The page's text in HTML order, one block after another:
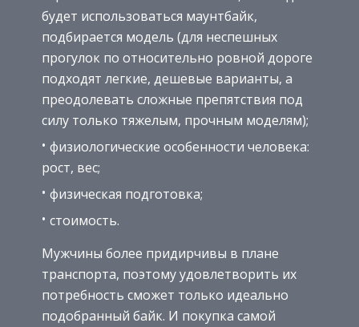
будет использоваться маунтбайк,
подбирается модель (для неспешных
прогулок по относительно ровной дороге
подходят легкие, дешевые варианты, а
преодолевать сложные препятствия под
силу только тяжелым, прочным моделям);
физиологические особенности человека:
рост, вес;
физическая подготовка;
стоимость.
Мужчины более придирчивы в плане
транспорта, поэтому удовлетворить их
потребность сможет только идеально
подобранный байк. И покупка самой